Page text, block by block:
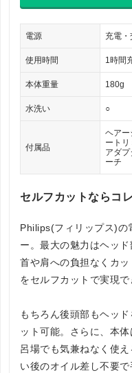
電源 充電
使用時間 1時間
本体重量 180g
水洗い ○
付属品
ヘアー
ート
アダ
ーチ
セルフカットならコ
Philips(フィリップス)の
ー。最大の魅力はヘッ
首や肩への負担なくカ
をセルフカットで実現で
もちろん後頭部もヘッ
ット可能。さらに、本
呂場でも気兼ねなく使
い後のオイル差し不要